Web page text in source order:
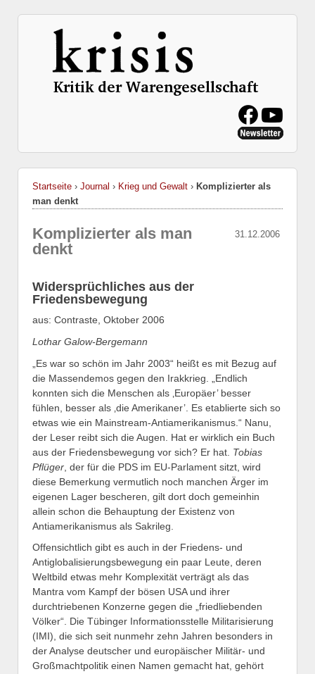
Startseite › Journal › Krieg und Gewalt › Komplizierter als
man denkt
31.12.2006
Komplizierter als man
denkt
Widersprüchliches aus der
Friedensbewegung
aus: Contraste, Oktober 2006
Lothar Galow-Bergemann
„Es war so schön im Jahr 2003“ heißt es mit Bezug auf
die Massendemos gegen den Irakkrieg. „Endlich
konnten sich die Menschen als ‚Europäer’ besser
fühlen, besser als ‚die Amerikaner’. Es etablierte sich so
etwas wie ein Mainstream-Antiamerikanismus.“ Nanu,
der Leser reibt sich die Augen. Hat er wirklich ein Buch
aus der Friedensbewegung vor sich? Er hat. Tobias
Pflüger , der für die PDS im EU-Parlament sitzt, wird
diese Bemerkung vermutlich noch manchen Ärger im
eigenen Lager bescheren, gilt dort doch gemeinhin
allein schon die Behauptung der Existenz von
Antiamerikanismus als Sakrileg.
Offensichtlich gibt es auch in der Friedens- und
Antiglobalisierungsbewegung ein paar Leute, deren
Weltbild etwas mehr Komplexität verträgt als das
Mantra vom Kampf der bösen USA und ihrer
durchtriebenen Konzerne gegen die „friedliebenden
Völker“. Die Tübinger Informationsstelle Militarisierung
(IMI), die sich seit nunmehr zehn Jahren besonders in
der Analyse deutscher und europäischer Militär- und
Großmachtpolitik einen Namen gemacht hat, gehört